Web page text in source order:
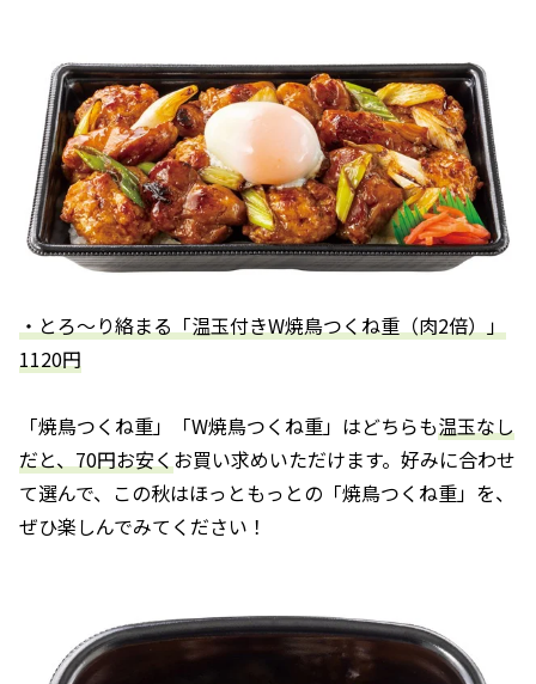
・とろ～り絡まる「温玉付きW焼鳥つくね重（肉2倍）」
1120円
「焼鳥つくね重」「W焼鳥つくね重」はどちらも温玉なし
だと、70円お安くお買い求めいただけます。好みに合わせ
て選んで、この秋はほっともっとの「焼鳥つくね重」を、
ぜひ楽しんでみてください！